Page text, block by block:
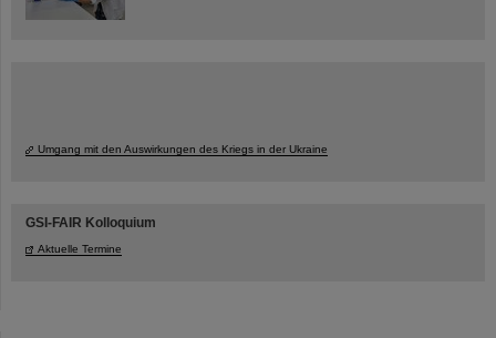
Umgang mit den Auswirkungen des Kriegs in der Ukraine
GSI-FAIR Kolloquium
Aktuelle Termine